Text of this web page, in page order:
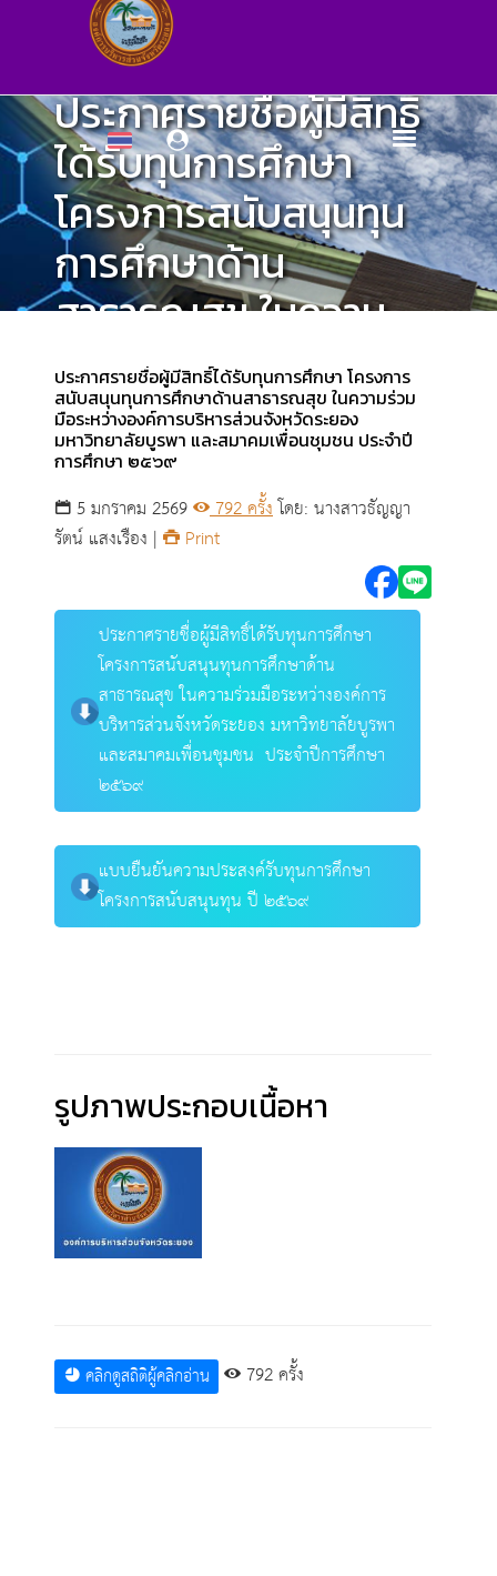
ประกาศรายชื่อผู้มีสิทธิ์
ได้รับทุนการศึกษา
โครงการสนับสนุนทุน
การศึกษาด้าน
สาธารณสุข ในความ
ร่วมมือระหว่างองค์การ
บริหารส่วนจังหวัด
ระยอง มหาวิทยาลัย
บูรพา และสมาคมเพื่อน
ชุมชน ประจำปีการ
ศึกษา ๒๕๖๙
ประกาศรายชื่อผู้มีสิทธิ์ได้รับทุนการศึกษา โครงการ
สนับสนุนทุนการศึกษาด้านสาธารณสุข ในความร่วม
มือระหว่างองค์การบริหารส่วนจังหวัดระยอง
มหาวิทยาลัยบูรพา และสมาคมเพื่อนชุมชน ประจำปี
การศึกษา ๒๕๖๙
5 มกราคม 2569 792 ครั้งโดย: นางสาวธัญญา
รัตน์ แสงเรือง |
Print
ประกาศรายชื่อผู้มีสิทธิ์ได้รับทุนการศึกษา
โครงการสนับสนุนทุนการศึกษาด้าน
สาธารณสุข ในความร่วมมือระหว่างองค์การ
บริหารส่วนจังหวัดระยอง มหาวิทยาลัยบูรพา
และสมาคมเพื่อนชุมชน ประจำปีการศึกษา
๒๕๖๙
แบบยืนยันความประสงค์รับทุนการศึกษา
โครงการสนับสนุนทุน ปี ๒๕๖๙
รูปภาพประกอบเนื้อหา
คลิกดูสถิติผู้คลิกอ่าน 792 ครั้ง